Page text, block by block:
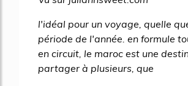
l'idéal pour un voyage, quelle
période de l'année. en formule
en circuit, le maroc est une
partager à plusieurs, que